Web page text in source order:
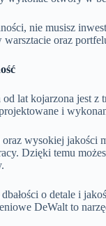
nie musisz
warsztacie oraz
lat kojarzona jest
i
wysokiej jakości
Dzięki temu
o detale i
DeWalt to